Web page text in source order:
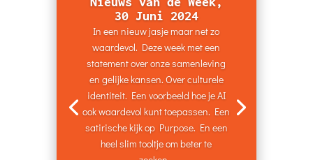
30 Juni 2024
In een nieuw jasje maar net zo
waardevol. Deze week met een
statement over onze samenleving
en gelijke kansen. Over culturele
identiteit. Een voorbeeld hoe je AI
ook waardevol kunt toepassen. Een
satirische kijk op Purpose. En een
heel slim tooltje om beter te